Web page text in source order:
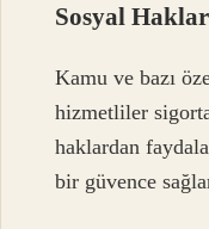
Sosyal
Kamu ve bazı
hizmetliler
haklardan
bir güvence